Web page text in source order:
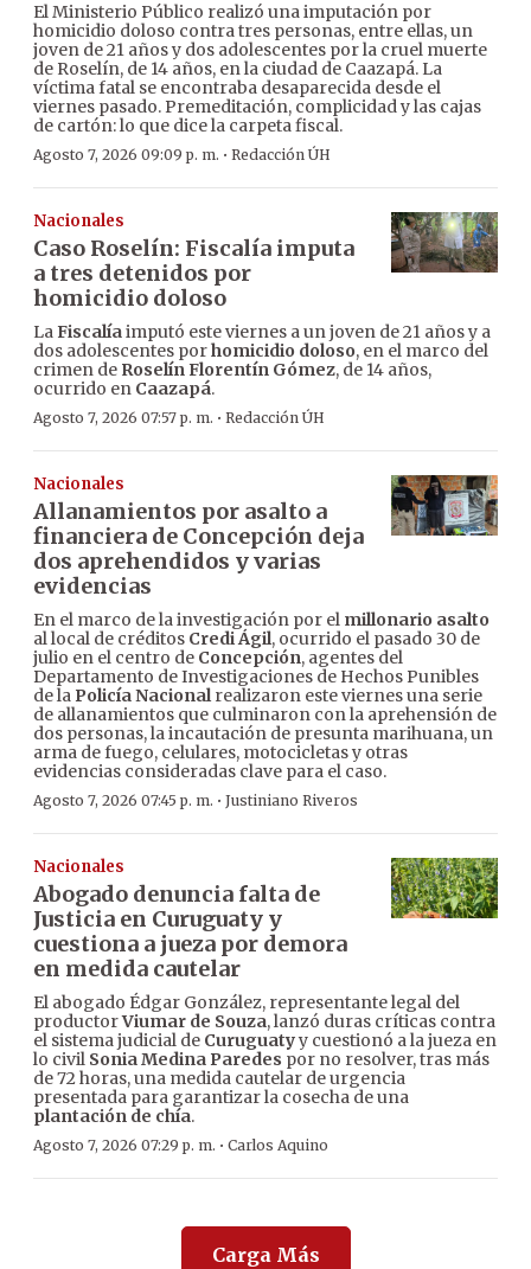
El Ministerio Público realizó una imputación por
homicidio doloso contra tres personas, entre ellas, un
joven de 21 años y dos adolescentes por la cruel muerte
de Roselín, de 14 años, en la ciudad de Caazapá. La
víctima fatal se encontraba desaparecida desde el
viernes pasado. Premeditación, complicidad y las cajas
de cartón: lo que dice la carpeta fiscal.
Agosto 7, 2026 09:09 p. m. · Redacción ÚH
Nacionales
Caso Roselín: Fiscalía imputa
a tres detenidos por
homicidio doloso
LaFiscalíaimputó este viernes a un joven de 21 años y a
dos adolescentes porhomicidio doloso, en el marco del
crimen de Roselín Florentín Gómez, de 14 años,
ocurrido en Caazapá.
Agosto 7, 2026 07:57 p. m. · Redacción ÚH
Nacionales
Allanamientos por asalto a
financiera de Concepción deja
dos aprehendidos y varias
evidencias
En el marco de la investigación por el millonario asalto
al local de créditos Credi Ágil, ocurrido el pasado 30 de
julio en el centro de Concepción, agentes del
Departamento de Investigaciones de Hechos Punibles
de la Policía Nacionalrealizaron este viernes una serie
de allanamientos que culminaron con la aprehensión de
dos personas, la incautación de presunta marihuana, un
arma de fuego, celulares, motocicletas y otras
evidencias consideradas clave para el caso.
Agosto 7, 2026 07:45 p. m. · Justiniano Riveros
Nacionales
Abogado denuncia falta de
Justicia en Curuguaty y
cuestiona a jueza por demora
en medida cautelar
El abogado Édgar González, representante legal del
productorViumar de Souza, lanzó duras críticas contra
el sistema judicial de Curuguatyy cuestionó a la jueza en
lo civil Sonia Medina Paredes por no resolver, tras más
de 72 horas, una medida cautelar de urgencia
presentada para garantizar la cosecha de una
plantación de chía.
Agosto 7, 2026 07:29 p. m. · Carlos Aquino
Carga Más